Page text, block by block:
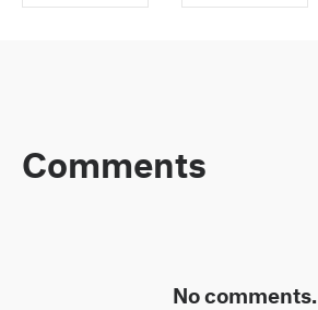
Comments
No comments.